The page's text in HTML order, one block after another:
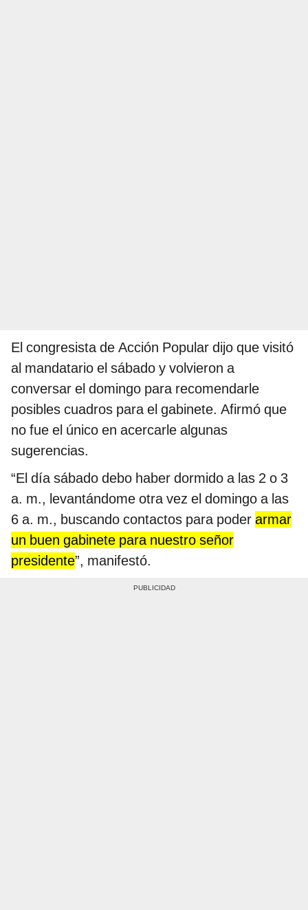
El congresista de Acción Popular dijo que visitó
al mandatario el sábado y volvieron a
conversar el domingo para recomendarle
posibles cuadros para el gabinete. Afirmó que
no fue el único en acercarle algunas
sugerencias.
“El día sábado debo haber dormido a las 2 o 3
a. m., levantándome otra vez el domingo a las
6 a. m., buscando contactos para poder armar
un buen gabinete para nuestro señor
presidente”, manifestó.